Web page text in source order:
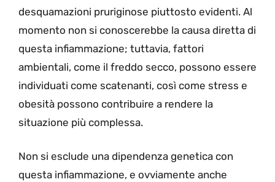
desquamazioni pruriginose piuttosto evidenti. Al
momento non si conoscerebbe la causa diretta di
questa infiammazione; tuttavia, fattori
ambientali, come il freddo secco, possono essere
individuati come scatenanti, così come stress e
obesità possono contribuire a rendere la
situazione più complessa.
Non si esclude una dipendenza genetica con
questa infiammazione, e ovviamente anche